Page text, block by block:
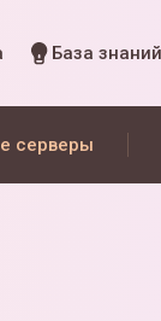
База знаний
серверы